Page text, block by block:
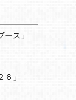
ース」
６」